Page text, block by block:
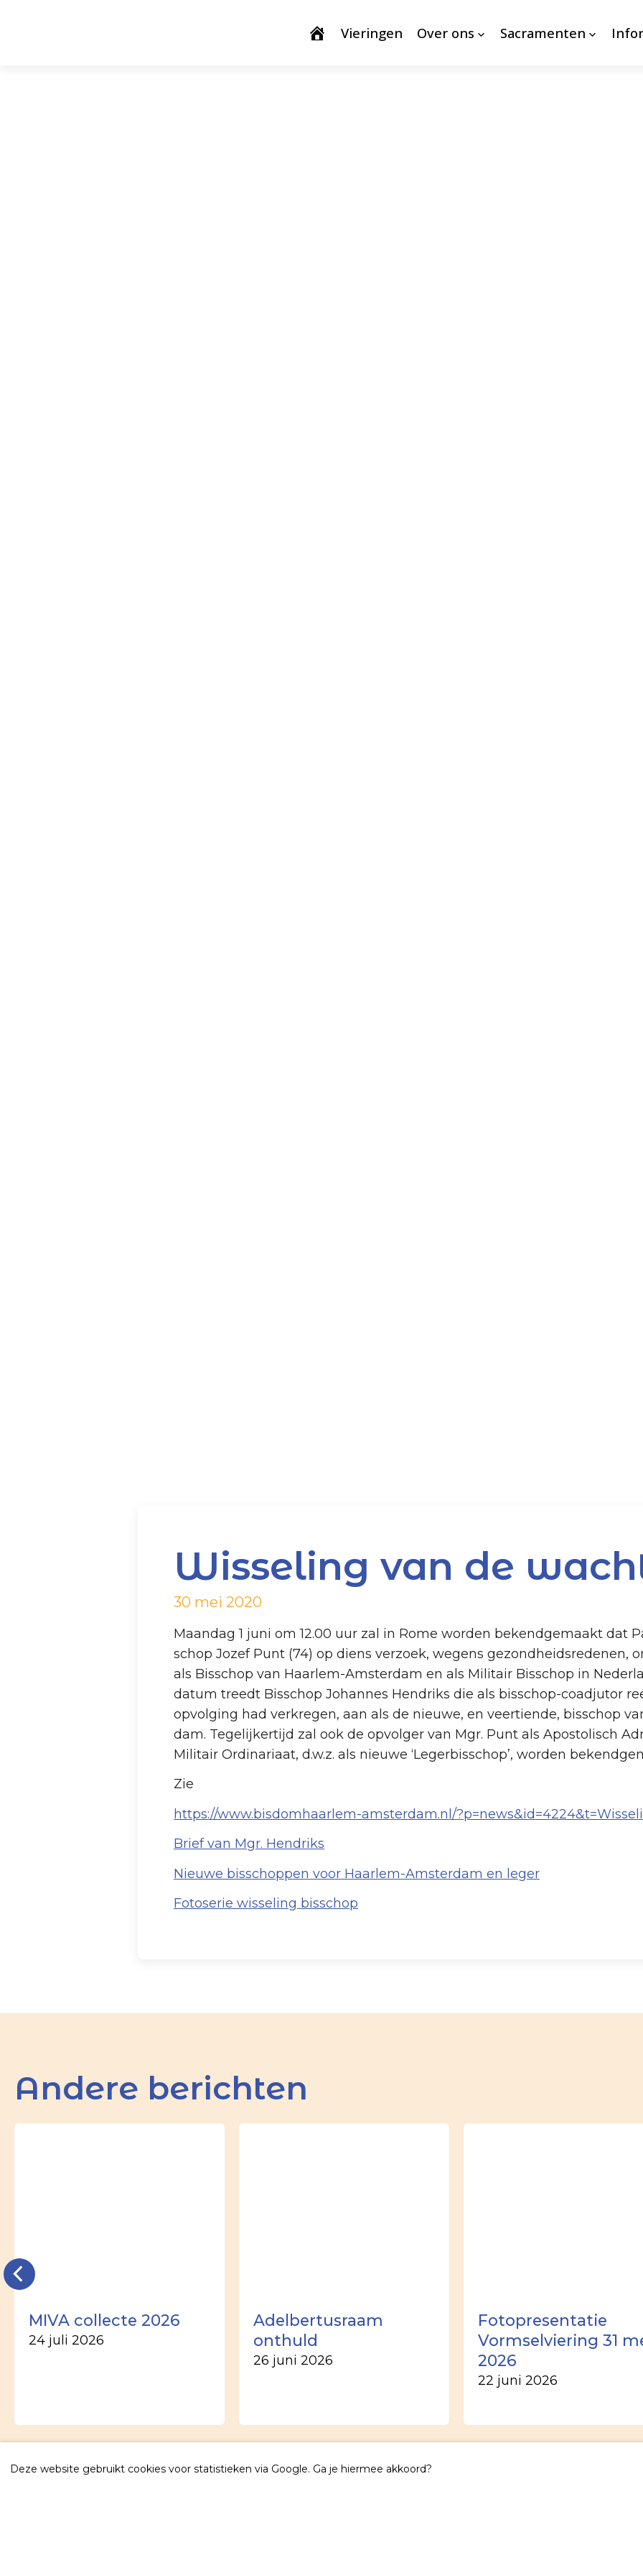
Vieringen Over ons Sacramenten
Wisseling van de
30 mei 2020
Maan­dag 1 juni om 12.00 uur zal in Rome wor­den bekendgemaakt dat
schop Jozef Punt (74) op diens verzoek, wegens ge­zond­heidsre­denen,
als Bis­schop van Haar­lem-Am­ster­dam en als Militair Bis­schop in
datum treedt Bis­schop Johannes Hendriks die als bis­schop-coad­ju­tor
opvol­ging had verkregen, aan als de nieuwe, en veer­tien­de, bis­schop
dam. Tege­lijker­tijd zal ook de op­vol­ger van Mgr. Punt als Apos­to­lisch
Militair Or­di­na­ri­aat, d.w.z. als nieuwe ‘Leger­bis­schop’, wor­den
Zie
https://www.bisdomhaarlem-amsterdam.nl/
Brief van Mgr. Hendriks
Nieuwe bisschoppen voor Haarlem-Amsterdam en leger
Fotoserie wisseling bisschop
Andere berichten
MIVA collecte 2026
24 juli 2026
Adelbertusraam
onthuld
26 juni 2026
Fotopresentatie
Vormselviering 31
2026
22 juni 2026
Deze website gebruikt cookies voor statistieken via Google. Ga je hiermee akkoord?